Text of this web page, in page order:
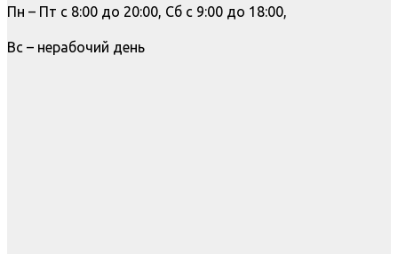
Пн – Пт с 8:00 до 20:00, Сб с 9:00 до 18:00,
Вс – нерабочий день